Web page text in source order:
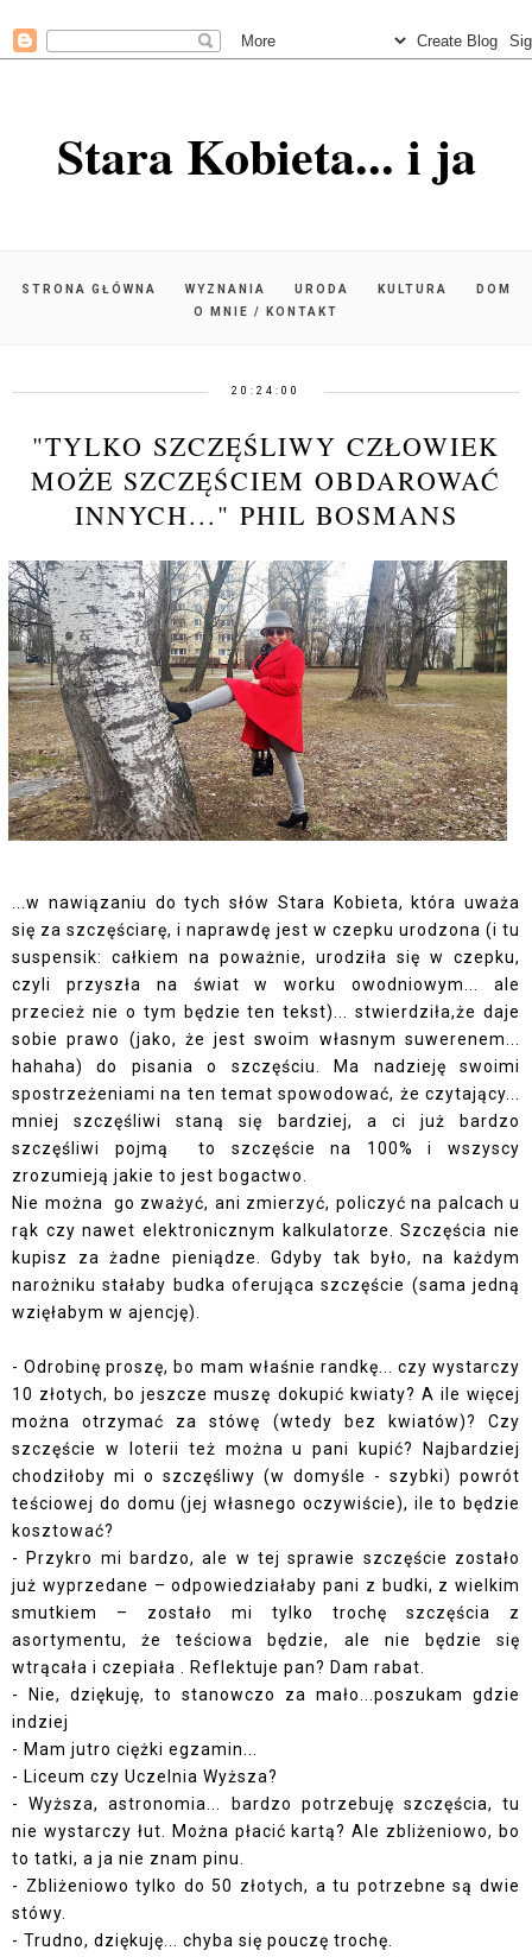
Stara Kobieta... i ja
STRONA GŁÓWNA WYZNANIA URODA KULTURA
DOM
O MNIE / KONTAKT
20:24:00
"TYLKO SZCZĘŚLIWY CZŁOWIEK
MOŻE SZCZĘŚCIEM OBDAROWAĆ
INNYCH..." PHIL BOSMANS
...w nawiązaniu do tych słów Stara Kobieta, która uważa
się za szczęściarę, i naprawdę jest w czepku urodzona (i tu
suspensik: całkiem na poważnie, urodziła się w czepku,
czyli przyszła na świat w worku owodniowym... ale
przecież nie o tym będzie ten tekst)... stwierdziła,że daje
sobie prawo (jako, że jest swoim własnym suwerenem...
hahaha) do pisania o szczęściu. Ma nadzieję swoimi
spostrzeżeniami na ten temat spowodować, że czytający...
mniej szczęśliwi staną się bardziej, a ci już bardzo
szczęśliwi pojmą to szczęście na 100% i wszyscy
zrozumieją jakie to jest bogactwo.
Nie można go zważyć, ani zmierzyć, policzyć na palcach u
rąk czy nawet elektronicznym kalkulatorze. Szczęścia nie
kupisz za żadne pieniądze. Gdyby tak było, na każdym
narożniku stałaby budka oferująca szczęście (sama jedną
wzięłabym w ajencję).
- Odrobinę proszę, bo mam właśnie randkę... czy wystarczy
10 złotych, bo jeszcze muszę dokupić kwiaty? A ile więcej
można otrzymać za stówę (wtedy bez kwiatów)? Czy
szczęście w loterii też można u pani kupić? Najbardziej
chodziłoby mi o szczęśliwy (w domyśle - szybki) powrót
teściowej do domu (jej własnego oczywiście), ile to będzie
kosztować?
- Przykro mi bardzo, ale w tej sprawie szczęście zostało
już wyprzedane – odpowiedziałaby pani z budki, z wielkim
smutkiem – zostało mi tylko trochę szczęścia z
asortymentu, że teściowa będzie, ale nie będzie się
wtrącała i czepiała . Reflektuje pan? Dam rabat.
- Nie, dziękuję, to stanowczo za mało...poszukam gdzie
indziej
- Mam jutro ciężki egzamin...
- Liceum czy Uczelnia Wyższa?
- Wyższa, astronomia... bardzo potrzebuję szczęścia, tu
nie wystarczy łut. Można płacić kartą? Ale zbliżeniowo, bo
to tatki, a ja nie znam pinu.
- Zbliżeniowo tylko do 50 złotych, a tu potrzebne są dwie
stówy.
- Trudno, dziękuję... chyba się pouczę trochę.